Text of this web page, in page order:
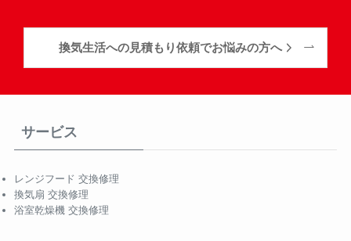
換気生活への見積もり依頼でお悩みの方へ
サービス
レンジフード 交換修理
換気扇 交換修理
浴室乾燥機 交換修理